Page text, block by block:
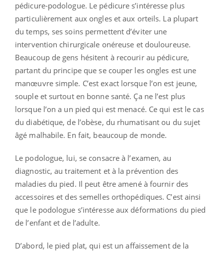
pédicure-podologue. Le pédicure s’intéresse plus
particulièrement aux ongles et aux orteils. La plupart
du temps, ses soins permettent d’éviter une
intervention chirurgicale onéreuse et douloureuse.
Beaucoup de gens hésitent à recourir au pédicure,
partant du principe que se couper les ongles est une
manœuvre simple. C’est exact lorsque l’on est jeune,
souple et surtout en bonne santé. Ça ne l’est plus
lorsque l’on a un pied qui est menacé. Ce qui est le cas
du diabétique, de l’obèse, du rhumatisant ou du sujet
âgé malhabile. En fait, beaucoup de monde.
Le podologue, lui, se consacre à l’examen, au
diagnostic, au traitement et à la prévention des
maladies du pied. Il peut être amené à fournir des
accessoires et des semelles orthopédiques. C’est ainsi
que le podologue s’intéresse aux déformations du pied
de l’enfant et de l’adulte.
D’abord, le pied plat, qui est un affaissement de la